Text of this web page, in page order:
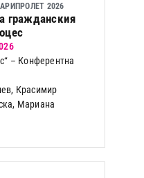
ПРОЛЕТ 2026
гражданския
– Конферентна
Красимир
Мариана